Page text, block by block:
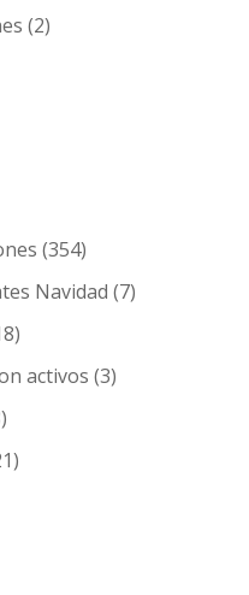
(2)
(354)
Navidad (7)
activos (3)